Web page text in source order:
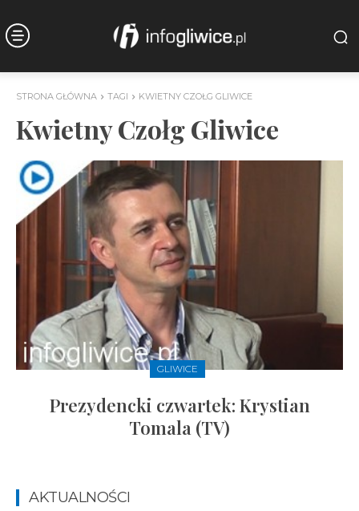
STRONA GŁÓWNA TAGI KWIETNY CZOŁG GLIWICE
Kwietny Czołg Gliwice
GLIWICE
Prezydencki czwartek: Krystian
Tomala (TV)
AKTUALNOŚCI